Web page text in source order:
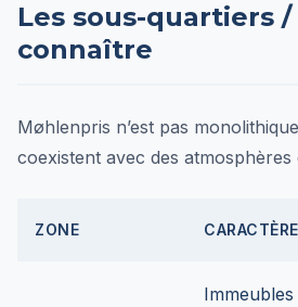
Les sous-quartiers /
connaître
Møhlenpris n’est pas
coexistent avec des atmosphères
ZONE CARACTÈRE
Immeubles